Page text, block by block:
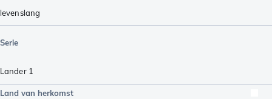
levenslang
Serie
Lander 1
Land van herkomst